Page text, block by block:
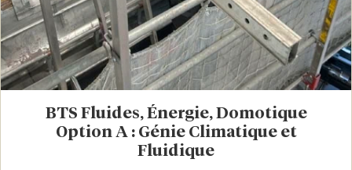
attention particulière est portée à
l’accompagnement social, pour lever les freins du
quotidien et permettre à chacun d’avancer, quelles
que soient ses difficultés personnelles ou
familiales.
Rejoindre l’Éco-Campus du Bâtiment, c’est
intégrer une communauté solidaire, ancrée dans
le réel, et tournée vers l’avenir.
BTS Fluides, Énergie, Domotique
Option A : Génie Climatique et
Fluidique